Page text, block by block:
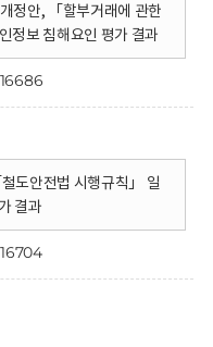
정안, 「할부거래에 관한
정보 침해요인 평가 결과
16686
도안전법 시행규칙」 일
결과
16704